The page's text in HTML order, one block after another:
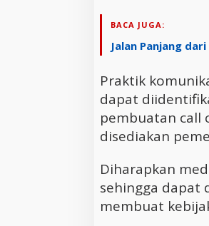
BACA JUGA:
Jalan Panjang
Praktik
dapat
pembuatan call
disediakan
Diharapkan
sehingga dapat
membuat